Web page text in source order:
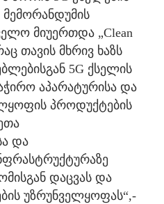
მემორანდუმის
მიუერთდა „Clean
თავის მხრივ ხაზს
5G ქსელის
აპარატურისა და
პროდუქტების
და
დაცვას და
უზრუნველყოფას“,-